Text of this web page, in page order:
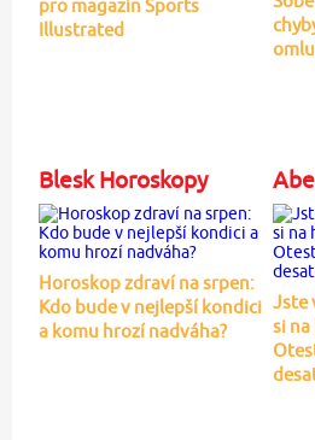
pro magazín Sports
Illustrated
Blesk Horoskopy
Horoskop zdraví na srpen:
Kdo bude v nejlepší kondici
a komu hrozí nadváha?
Jste
si na